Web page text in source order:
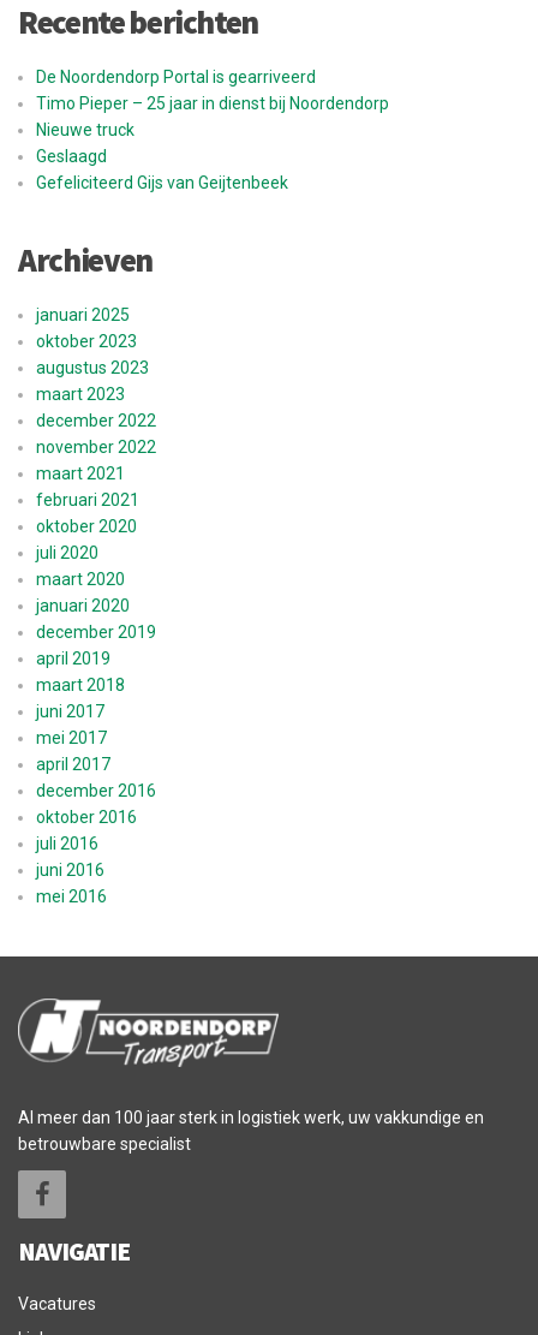
Recente berichten
De Noordendorp Portal is gearriveerd
Timo Pieper – 25 jaar in dienst bij Noordendorp
Nieuwe truck
Geslaagd
Gefeliciteerd Gijs van Geijtenbeek
Archieven
januari 2025
oktober 2023
augustus 2023
maart 2023
december 2022
november 2022
maart 2021
februari 2021
oktober 2020
juli 2020
maart 2020
januari 2020
december 2019
april 2019
maart 2018
juni 2017
mei 2017
april 2017
december 2016
oktober 2016
juli 2016
juni 2016
mei 2016
Al meer dan 100 jaar sterk in logistiek werk, uw vakkundige en
betrouwbare specialist
NAVIGATIE
Vacatures